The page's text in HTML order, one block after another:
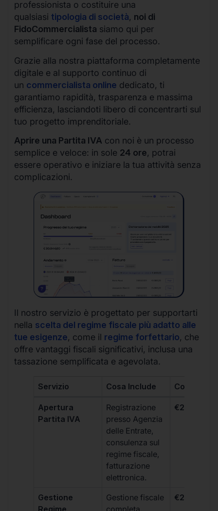
professionista o costituire una
qualsiasi tipologia di società, noi di
FidoCommercialista siamo qui per
semplificare ogni fase del processo.
Grazie alla nostra piattaforma completamente
digitale e al supporto continuo di
un commercialista online dedicato, ti
garantiamo rapidità, trasparenza e massima
efficienza, lasciandoti libero di concentrarti sul
tuo progetto imprenditoriale.
Aprire una Partita IVA con noi è un processo
semplice e veloce: in sole 24 ore, potrai
essere operativo e iniziare la tua attività senza
complicazioni.
Il nostro servizio è progettato per supportarti
nella scelta del regime fiscale più adatto alle
tue esigenze, come il regime forfettario, che
offre vantaggi fiscali significativi, inclusa una
tassazione semplificata e agevolata.
Servizio Cosa Include Costo
Apertura
Partita IVA
Registrazione
presso Agenzia
delle Entrate,
consulenza sul
regime fiscale,
fatturazione
elettronica.
€264 +
Gestione
Regime
Gestione fiscale
completa,
€264 +